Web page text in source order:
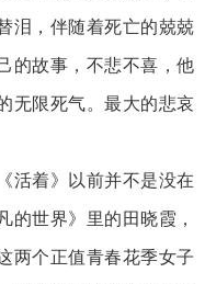
泪，伴随着死亡的兢兢
的故事，不悲不喜，他
无限死气。最大的悲哀
活着》以前并不是没在
的世界》里的田晓霞，
两个正值青春花季女子